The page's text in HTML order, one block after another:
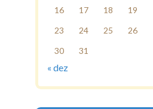
16
17 18 19
23
24 25 26
30
31
« dez